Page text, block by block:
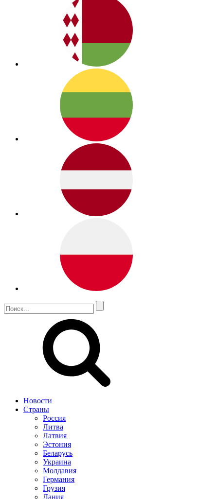
Новости
Страны
Россия
Литва
Латвия
Эстония
Беларусь
Украина
Молдавия
Германия
Грузия
Дания